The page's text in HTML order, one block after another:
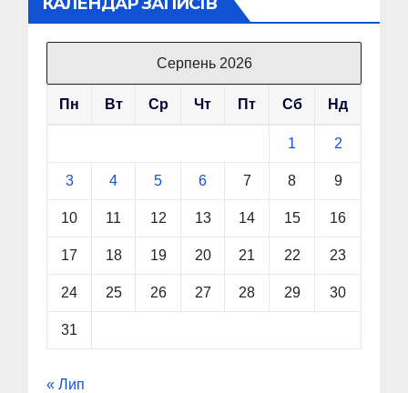
Серпень 2026
Пн Вт Ср Чт Пт Сб Нд
1 2
3 4 5 6 7 8 9
10 11 12 13 14 15 16
17 18 19 20 21 22 23
24 25 26 27 28 29 30
31
« Лип